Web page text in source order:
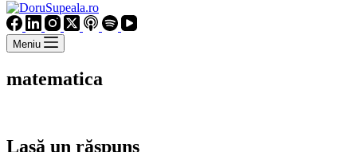
Meniu
matematica
Lasă un răspuns